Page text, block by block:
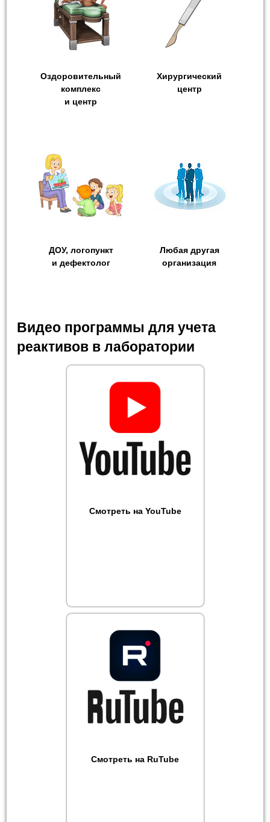
Оздоровительный
комплекс
и центр
Хирургический
центр
ДОУ, логопункт
и дефектолог
Любая другая
организация
Видео программы для учета
реактивов в лаборатории
Смотреть на YouTube
Смотреть на RuTube